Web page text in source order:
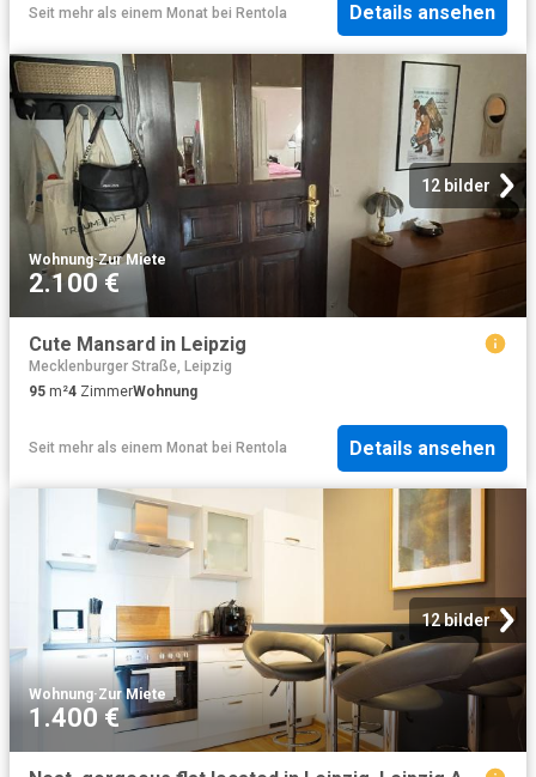
Seit mehr als einem Monat bei Rentola Details ansehen
12 bilder
Wohnung·Zur Miete
2.100 €
Cute Mansard in Leipzig
Mecklenburger Straße, Leipzig
95 m²4 ZimmerWohnung
Seit mehr als einem Monat bei Rentola Details ansehen
12 bilder
Wohnung·Zur Miete
1.400 €